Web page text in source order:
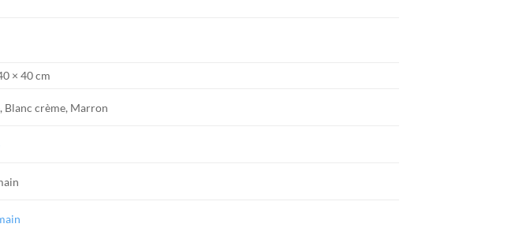
× 40 cm
Blanc crème, Marron